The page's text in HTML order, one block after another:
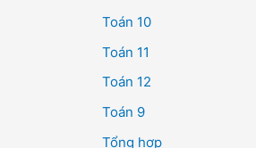
Toán 10
Toán 11
Toán 12
Toán 9
Tổng hợp